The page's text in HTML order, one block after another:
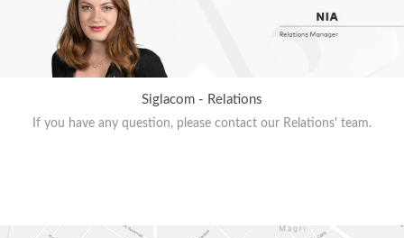
Siglacom - Relations
If you have any question, please contact our Relations' team.